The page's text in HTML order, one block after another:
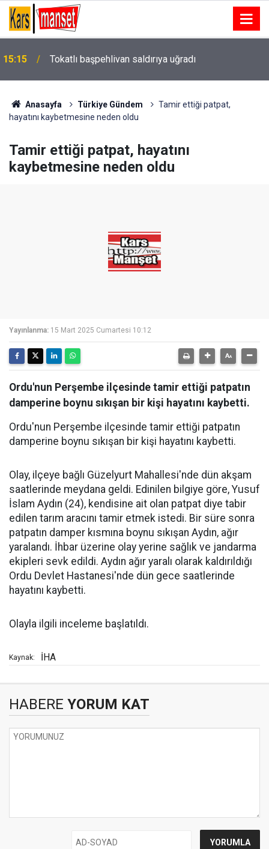
15:15 Tokatlı başpehlivan saldırıya uğradı
Anasayfa Türkiye Gündem
Tamir ettiği patpat,
hayatını kaybetmesine neden oldu
Tamir ettiği patpat, hayatını
kaybetmesine neden oldu
Yayınlanma: 15 Mart 2025 Cumartesi 10:12
Ordu'nun Perşembe ilçesinde tamir ettiği patpatın
damperine boynu sıkışan bir kişi hayatını kaybetti.
Ordu'nun Perşembe ilçesinde tamir ettiği patpatın
damperine boynu sıkışan bir kişi hayatını kaybetti.
Olay, ilçeye bağlı Güzelyurt Mahallesi'nde dün akşam
saatlerinde meydana geldi. Edinilen bilgiye göre, Yusuf
İslam Aydın (24), kendisine ait olan patpat diye tabir
edilen tarım aracını tamir etmek istedi. Bir süre sonra
patpatın damper kısmına boynu sıkışan Aydın, ağır
yaralandı. İhbar üzerine olay yerine sağlık ve jandarma
ekipleri sevk edildi. Aydın ağır yaralı olarak kaldırıldığı
Ordu Devlet Hastanesi'nde dün gece saatlerinde
hayatını kaybetti.
Olayla ilgili inceleme başlatıldı.
Kaynak: İHA
HABERE YORUM KAT